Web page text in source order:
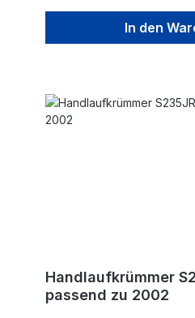
In den
Handlaufkrümmer
passend zu 2002